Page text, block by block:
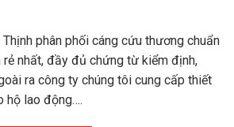
phân phối cáng cứu thương chuẩn
nhất, đầy đủ chứng từ kiểm định,
ra công ty chúng tôi cung cấp thiết
hộ lao động….